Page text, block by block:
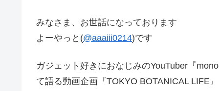
みなさま、お世話になっております
よーやっと(@aaaiii0214)です
ガジェット好きにおなじみのYouTuber『
て語る動画企画『TOKYO BOTANICAL LIFE